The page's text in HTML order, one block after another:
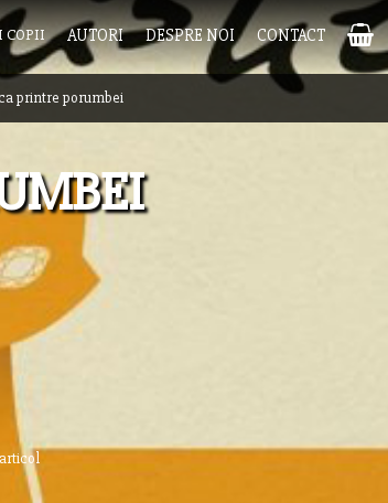
COPII AUTORI DESPRE NOI CONTACT
printre porumbei